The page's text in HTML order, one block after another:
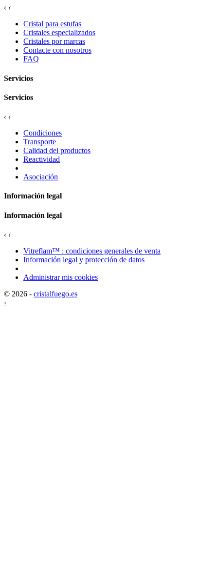
‹ ‹
Cristal para estufas
Cristales especializados
Cristales por marcas
Contacte con nosotros
FAQ
Servicios
Servicios
‹ ‹
Condiciones
Transporte
Calidad del productos
Reactividad
Asociación
Información legal
Información legal
‹ ‹
Vitreflam™ : condiciones generales de venta
Información legal y protección de datos
Administrar mis cookies
© 2026 - cristalfuego.es
‹